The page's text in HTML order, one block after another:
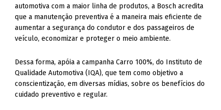
automotiva com a maior linha de produtos, a Bosch acredita
que a manutenção preventiva é a maneira mais eficiente de
aumentar a segurança do condutor e dos passageiros de
veículo, economizar e proteger o meio ambiente.
Dessa forma, apóia a campanha Carro 100%, do Instituto de
Qualidade Automotiva (IQA), que tem como objetivo a
conscientização, em diversas mídias, sobre os benefícios do
cuidado preventivo e regular.